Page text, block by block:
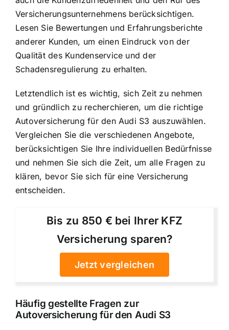
Versicherungsunternehmens berücksichtigen.
Lesen Sie Bewertungen und Erfahrungsberichte
anderer Kunden, um einen Eindruck von der
Qualität des Kundenservice und der
Schadensregulierung zu erhalten.
Letztendlich ist es wichtig, sich Zeit zu nehmen
und gründlich zu recherchieren, um die richtige
Autoversicherung für den Audi S3 auszuwählen.
Vergleichen Sie die verschiedenen Angebote,
berücksichtigen Sie Ihre individuellen Bedürfnisse
und nehmen Sie sich die Zeit, um alle Fragen zu
klären, bevor Sie sich für eine Versicherung
entscheiden.
Bis zu 850 € bei Ihrer KFZ
Versicherung sparen?
Jetzt vergleichen
Häufig gestellte Fragen zur
Autoversicherung für den Audi S3